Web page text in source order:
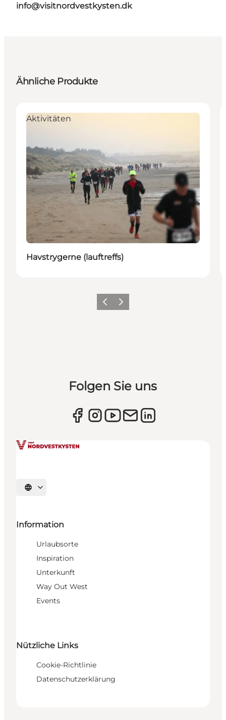
info@visitnordvestkysten.dk
Ähnliche Produkte
Aktivitäten
Havstrygerne (lauftreffs)
ZurückWeiter
Folgen Sie uns
Sprache auswählen
Information
Urlaubsorte
Inspiration
Unterkunft
Way Out West
Events
Nützliche Links
Cookie-Richtlinie
Datenschutzerklärung